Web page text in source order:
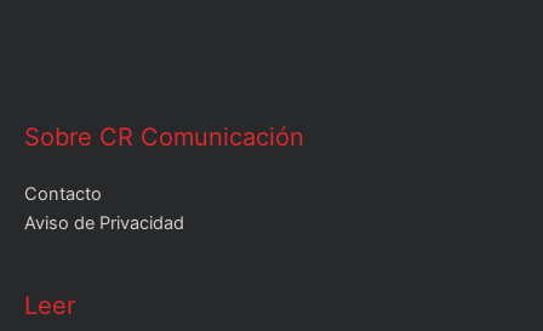
Sobre CR Comunicación
Contacto
Aviso de Privacidad
Leer
Leer